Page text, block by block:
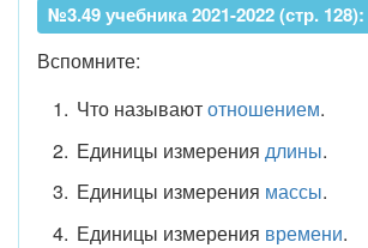
№3.49 учебника 2021-2022 (стр. 128):
Вспомните:
Что называютотношением.
Единицы измерения длины.
Единицы измерения массы.
Единицы измерения времени.